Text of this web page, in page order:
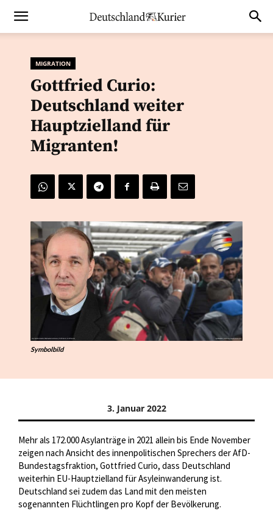
MIGRATION
Gottfried Curio:
Deutschland weiter
Hauptzielland für
Migranten!
Symbolbild
3. Januar 2022
Mehr als 172.000 Asylanträge in 2021 allein bis Ende November
zeigen nach Ansicht des innenpolitischen Sprechers der AfD-
Bundestagsfraktion, Gottfried Curio, dass Deutschland
weiterhin EU-Hauptzielland für Asyleinwanderung ist.
Deutschland sei zudem das Land mit den meisten
sogenannten Flüchtlingen pro Kopf der Bevölkerung.